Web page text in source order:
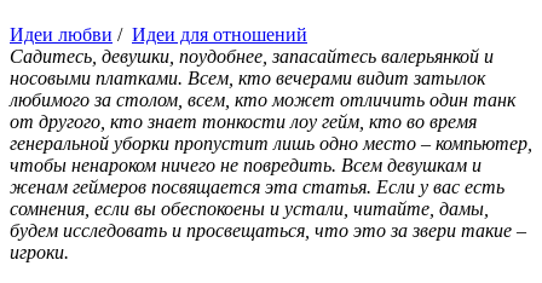
Идеи любви / Идеи для отношений
Садитесь, девушки, поудобнее, запасайтесь валерьянкой и
носовыми платками. Всем, кто вечерами видит затылок
любимого за столом, всем, кто может отличить один танк
от другого, кто знает тонкости лоу гейм, кто во время
генеральной уборки пропустит лишь одно место – компьютер,
чтобы ненароком ничего не повредить. Всем девушкам и
женам геймеров посвящается эта статья. Если у вас есть
сомнения, если вы обеспокоены и устали, читайте, дамы,
будем исследовать и просвещаться, что это за звери такие –
игроки.